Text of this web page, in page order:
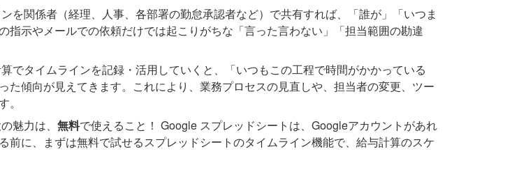
を関係者（経理、人事、各部署の勤怠承認者など）で共有すれば、「誰が」「いつま
示やメールでの依頼だけでは起こりがちな「言った言わない」「担当範囲の勘違
でタイムラインを記録・活用していくと、「いつもこの工程で時間がかかっている
傾向が見えてきます。これにより、業務プロセスの見直しや、担当者の変更、ツー
魅力は、 無料で使えること！ Google スプレッドシートは、Googleアカウントがあれ
に、まずは無料で試せるスプレッドシートのタイムライン機能で、給与計算のスケ